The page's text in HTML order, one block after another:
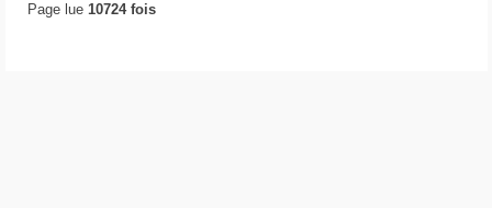
Page lue 10724 fois